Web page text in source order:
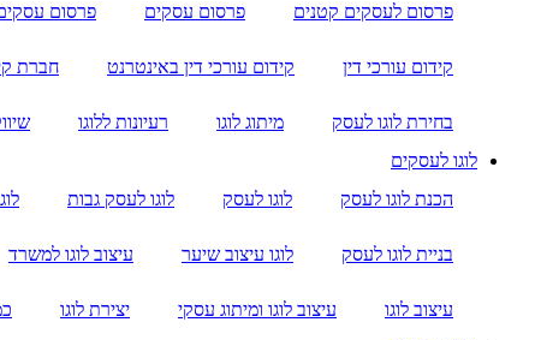
פרסום לעסקים קטנים פרסום עסקים פרסום
קידום עורכי דין קידום עורכי דין באינטרנט חברת
בחירת לוגו לעסק מיתוג לוגו רעיונות ללוגו
לוגו לעסקים
הכנת לוגו לעסק
לוגו לעסק לוגו לעסק גבות
בניית לוגו לעסק לוגו עיצוב שיער עיצוב לוגו למשרד
עיצוב לוגו עיצוב לוגו ומיתוג עסקי יצירת לוגו